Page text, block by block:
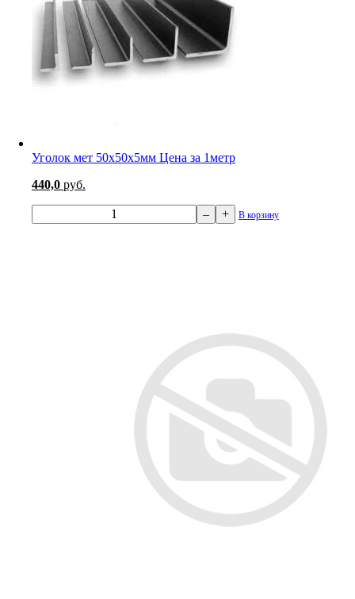
Уголок мет 50х50х5мм Цена за 1метр
440,0 руб.
– + В корзину